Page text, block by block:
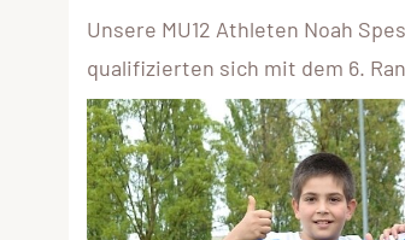
Unsere MU12 Athleten Noah
qualifizierten sich mit dem 6.